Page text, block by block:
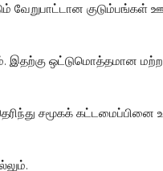
வேறுபாட்டான குடும்பங்கள்
இதற்கு ஒட்டுமொத்தமான
சமூகக் கட்டமைப்பினை